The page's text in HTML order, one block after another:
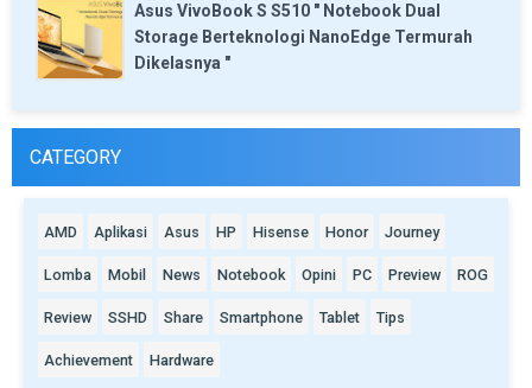
Asus VivoBook S S510 " Notebook Dual
Storage Berteknologi NanoEdge Termurah
Dikelasnya "
CATEGORY
AMD Aplikasi Asus HP Hisense Honor Journey
Lomba Mobil News Notebook Opini PC Preview ROG
Review SSHD Share Smartphone Tablet Tips
Achievement Hardware